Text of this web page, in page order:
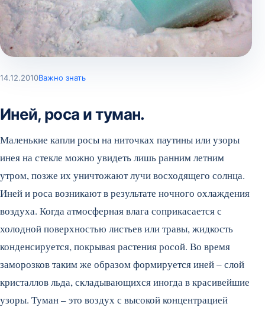
14.12.2010Важно знать
Иней, роса и туман.
Маленькие капли росы на ниточках паутины или узоры
инея на стекле можно увидеть лишь ранним летним
утром, позже их уничтожают лучи восходящего солнца.
Иней и роса возникают в результате ночного охлаждения
воздуха. Когда атмосферная влага соприкасается с
холодной поверхностью листьев или травы, жидкость
конденсируется, покрывая растения росой. Во время
заморозков таким же образом формируется иней – слой
кристаллов льда, складывающихся иногда в красивейшие
узоры. Туман – это воздух с высокой концентрацией